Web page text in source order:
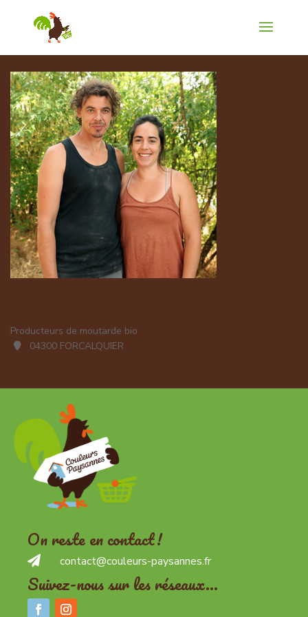
Producteurs de moutarde bio
04300 FORCALQUIER
On reste en contact !
 contact@couleurs-paysannes.fr
Suivez-nous sur les réseaux…